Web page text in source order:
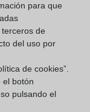
con
para que
de
del uso por
de cookies”.
el botón
pulsando el